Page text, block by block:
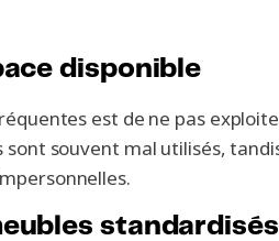
disponible
est de ne pas
sont souvent mal utilisés,
standardisés